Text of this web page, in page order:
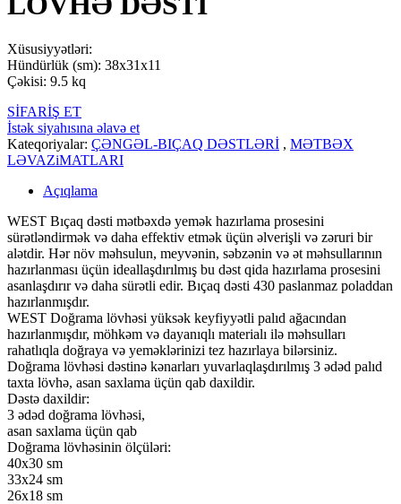
Xüsusiyyətləri:
Hündürlük (sm): 38x31x11
Çəkisi: 9.5 kq
SİFARİŞ ET
İstək siyahısına əlavə et
Kateqoriyalar: ÇƏNGƏL-BIÇAQ DƏSTLƏRİ , MƏTBƏX
LƏVAZiMATLARI
Açıqlama
WEST Bıçaq dəsti mətbəxdə yemək hazırlama prosesini
sürətləndirmək və daha effektiv etmək üçün əlverişli və zəruri bir
alətdir. Hər növ məhsulun, meyvənin, səbzənin və ət məhsullarının
hazırlanması üçün ideallaşdırılmış bu dəst qida hazırlama prosesini
asanlaşdırır və daha sürətli edir. Bıçaq dəsti 430 paslanmaz poladdan
hazırlanmışdır.
WEST Doğrama lövhəsi yüksək keyfiyyətli palıd ağacından
hazırlanmışdır, möhkəm və dayanıqlı materialı ilə məhsulları
rahatlıqla doğraya və yeməklərinizi tez hazırlaya bilərsiniz.
Doğrama lövhəsi dəstinə kənarları yuvarlaqlaşdırılmış 3 ədəd palıd
taxta lövhə, asan saxlama üçün qab daxildir.
Dəstə daxildir:
3 ədəd doğrama lövhəsi,
asan saxlama üçün qab
Doğrama lövhəsinin ölçüləri:
40x30 sm
33x24 sm
26x18 sm